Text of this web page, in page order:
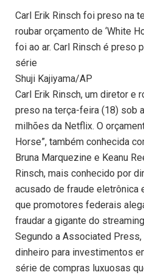
Carl Erik Rinsch foi preso na
roubar orçamento de ‘White
foi ao ar. Carl Rinsch é preso
série
Shuji Kajiyama/AP
Carl Erik Rinsch, um diretor
preso na terça-feira (18) sob
milhões da Netflix. O
Horse”, também conhecida
Bruna Marquezine e Keanu
Rinsch, mais conhecido por
acusado de fraude eletrônica
que promotores federais
fraudar a gigante do
Segundo a Associated
dinheiro para investimentos
série de compras luxuosas